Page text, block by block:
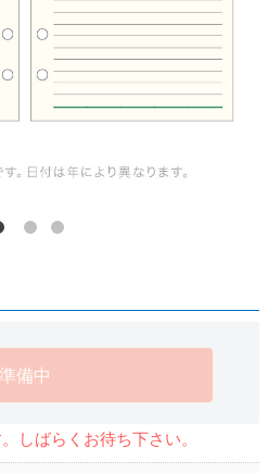
準備中
しばらくお待ち下さい。